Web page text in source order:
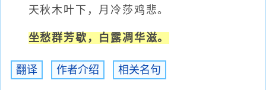
天秋木叶下，月冷莎鸡悲。
坐愁群芳歇，白露凋华滋。
翻译 作者介绍 相关名句